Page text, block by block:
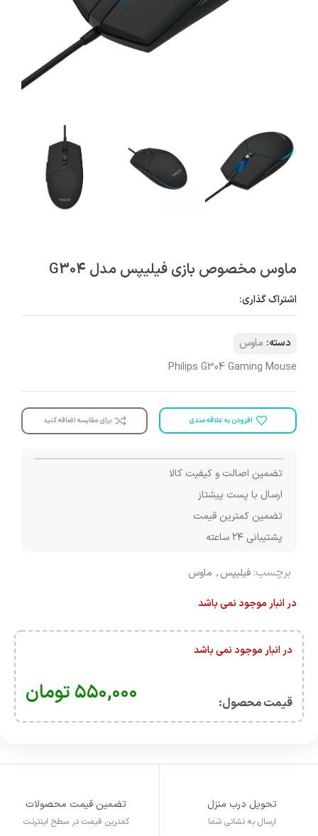
ماوس مخصوص بازی فیلیپس مدل G304
اشتراک گذاری:
دسته: ماوس
Philips G304 Gaming Mouse
افزودن به علاقه مندی برای مقایسه اضافه کنید
تضمین اصالت و کیفیت کالا
ارسال با پست پیشتاز
تضمین کمترین قیمت
پشتیبانی ۲۴ ساعته
برچسب: فیلیپس, ماوس
در انبار موجود نمی باشد
در انبار موجود نمی باشد
قیمت محصول:​ ۵۵۰,۰۰۰ تومان
تحویل درب منزل
ارسال به نشانی شما
تضمین قیمت محصولات
کمترین قیمت در سطح اینترنت